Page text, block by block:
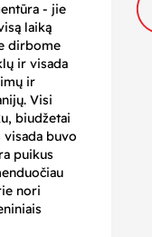
- jie
laiką
dirbome
ir visada
ir
Visi
biudžetai
buvo
puikus
nori
ir